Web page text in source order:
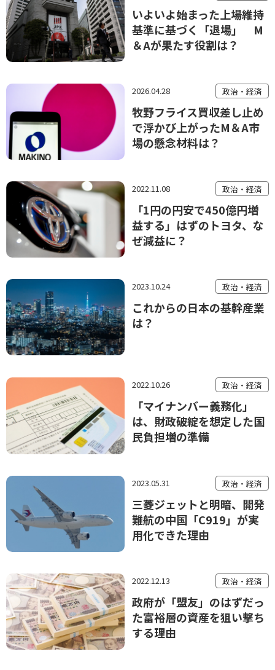
いよいよ始まった上場維持
基準に基づく「退場」 M
＆A が果たす役割は？
2026.04.28 政治・経済
牧野フライス買収差し止め
で浮かび上がったM＆A市
場の懸念材料は？
2022.11.08 政治・経済
「1円の円安で450億円増
益する」はずのトヨタ、な
ぜ減益に？
2023.10.24 政治・経済
これからの日本の基幹産業
は？
2022.10.26 政治・経済
「マイナンバー義務化」
は、財政破綻を想定した国
民負担増の準備
2023.05.31 政治・経済
三菱ジェットと明暗、開発
難航の中国「C919」が実
用化できた理由
2022.12.13 政治・経済
政府が「盟友」のはずだっ
た富裕層の資産を狙い撃ち
する理由